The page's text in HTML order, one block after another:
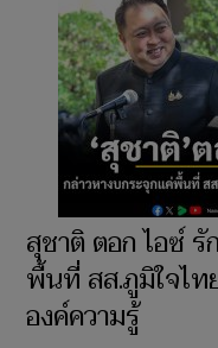
สุชาติ ตอก ไอซ์
พื้นที่ สส.ภูมิใจไ
องค์ความรู้